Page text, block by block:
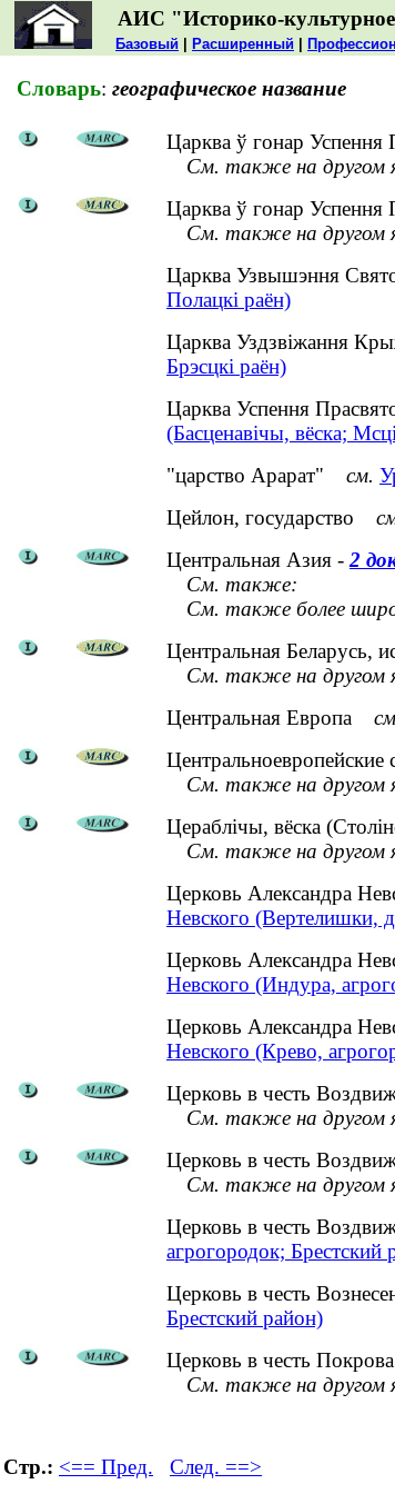
АИС "Историко-культурное
Базовый Расширенный
Словарь: географическое название
Царква ў гонар Успення
См. также на другом
Царква ў гонар Успення
См. также на другом
Царква Узвышэння
Полацкі раён)
Царква Уздзвіжання
Брэсцкі раён)
Царква Успення
(Басценавічы, вёска;
"царство Арарат" см.
Цейлон, государство
Центральная Азия -2
См. также:
См. также более
Центральная Беларусь,
См. также на другом
Центральная Европа
Центральноевропейские
См. также на другом
Цераблічы, вёска
См. также на другом
Церковь Александра
Невского (Вертелишки,
Церковь Александра
Невского (Индура,
Церковь Александра
Невского (Крево,
Церковь в честь
См. также на другом
Церковь в честь
См. также на другом
Церковь в честь
агрогородок; Брестский
Церковь в честь
Брестский район)
Церковь в честь
См. также на другом
Стр.: <== Пред. След. ==>